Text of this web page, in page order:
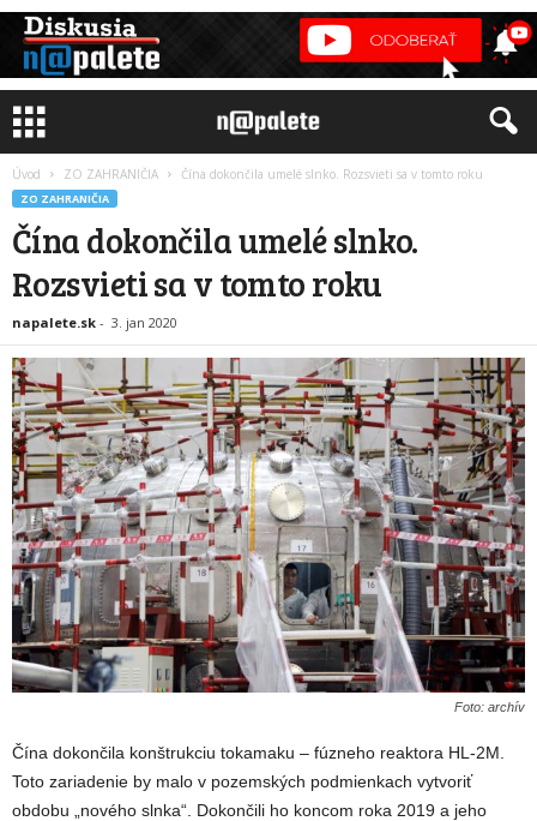
Úvod ZO ZAHRANIČIA Čína dokončila umelé slnko. Rozsvieti sa v tomto roku
ZO ZAHRANIČIA
Čína dokončila umelé slnko.
Rozsvieti sa v tomto roku
napalete.sk - 3. jan 2020
Foto: archív
Čína dokončila konštrukciu tokamaku – fúzneho reaktora HL-2M.
Toto zariadenie by malo v pozemských podmienkach vytvoriť
obdobu „nového slnka“. Dokončili ho koncom roka 2019 a jeho